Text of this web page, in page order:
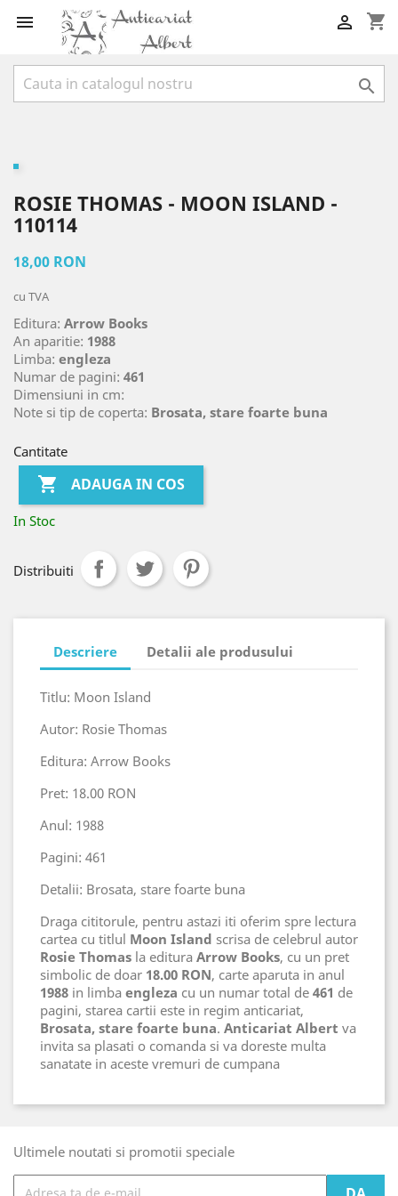
 shopping_cart


ROSIE THOMAS - MOON ISLAND -
110114
18,00 RON
cu TVA
Editura: Arrow Books
An aparitie: 1988
Limba: engleza
Numar de pagini: 461
Dimensiuni in cm:
Note si tip de coperta: Brosata, stare foarte buna
Cantitate
 ADAUGA IN COS
In Stoc
Distribuiti
Descriere Detalii ale produsului
Titlu: Moon Island
Autor: Rosie Thomas
Editura: Arrow Books
Pret: 18.00 RON
Anul: 1988
Pagini: 461
Detalii: Brosata, stare foarte buna
Draga cititorule, pentru astazi iti oferim spre lectura
cartea cu titlul Moon Island scrisa de celebrul autor
Rosie Thomas la editura Arrow Books, cu un pret
simbolic de doar 18.00 RON, carte aparuta in anul
1988 in limba engleza cu un numar total de 461 de
pagini, starea cartii este in regim anticariat,
Brosata, stare foarte buna. Anticariat Albert va
invita sa plasati o comanda si va doreste multa
sanatate in aceste vremuri de cumpana
Ultimele noutati si promotii speciale